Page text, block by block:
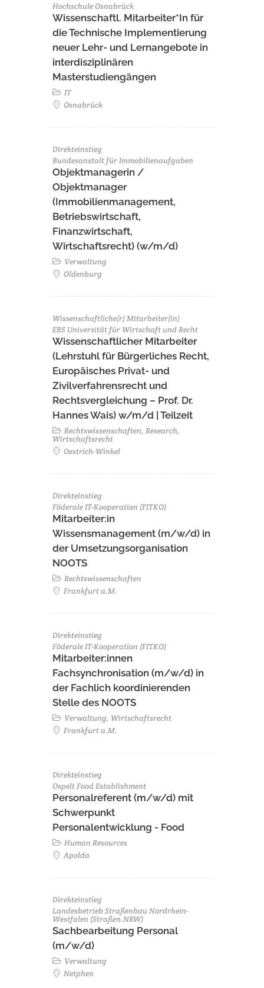
Hochschule Osnabrück
Wissenschaftl. Mitarbeiter*In für
die Technische Implementierung
neuer Lehr- und Lernangebote in
interdisziplinären
Masterstudiengängen
IT
Osnabrück
Direkteinstieg
Bundesanstalt für Immobilienaufgaben
Objektmanagerin /
Objektmanager
(Immobilienmanagement,
Betriebswirtschaft,
Finanzwirtschaft,
Wirtschaftsrecht) (w/m/d)
Verwaltung
Oldenburg
Wissenschaftliche(r) Mitarbeiter(in)
EBS Universität für Wirtschaft und Recht
Wissenschaftlicher Mitarbeiter
(Lehrstuhl für Bürgerliches Recht,
Europäisches Privat- und
Zivilverfahrensrecht und
Rechtsvergleichung – Prof. Dr.
Hannes Wais) w/m/d | Teilzeit
Rechtswissenschaften, Research,
Wirtschaftsrecht
Oestrich-Winkel
Direkteinstieg
Föderale IT-Kooperation (FITKO)
Mitarbeiter:in
Wissensmanagement (m/w/d) in
der Umsetzungsorganisation
NOOTS
Rechtswissenschaften
Frankfurt a.M.
Direkteinstieg
Föderale IT-Kooperation (FITKO)
Mitarbeiter:innen
Fachsynchronisation (m/w/d) in
der Fachlich koordinierenden
Stelle des NOOTS
Verwaltung, Wirtschaftsrecht
Frankfurt a.M.
Direkteinstieg
Ospelt Food Establishment
Personalreferent (m/w/d) mit
Schwerpunkt
Personalentwicklung - Food
Human Resources
Apolda
Direkteinstieg
Landesbetrieb Straßenbau Nordrhein-
Westfalen (Straßen.NRW)
Sachbearbeitung Personal
(m/w/d)
Verwaltung
Netphen